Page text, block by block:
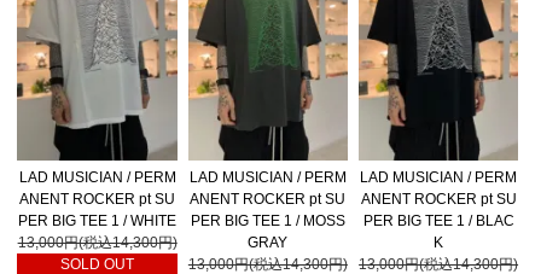
LAD MUSICIAN / PERM
ANENT ROCKER pt SU
PER BIG TEE 1 / WHITE
13,000円(税込14,300円)
SOLD OUT
LAD MUSICIAN / PERM
ANENT ROCKER pt SU
PER BIG TEE 1 / MOSS
GRAY
13,000円(税込14,300円)
LAD MUSICIAN / PERM
ANENT ROCKER pt SU
PER BIG TEE 1 / BLAC
K
13,000円(税込14,300円)